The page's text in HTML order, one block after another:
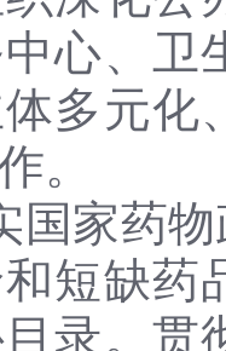
心、卫
多元化
。
国家药
短缺药
录。贯